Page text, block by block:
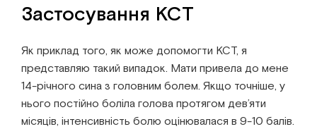
Застосування КСТ
Як приклад того, як може допомогти КСТ, я
представляю такий випадок. Мати привела до мене
14-річного сина з головним болем. Якщо точніше, у
нього постійно боліла голова протягом дев’яти
місяців, інтенсивність болю оцінювалася в 9-10 балів.